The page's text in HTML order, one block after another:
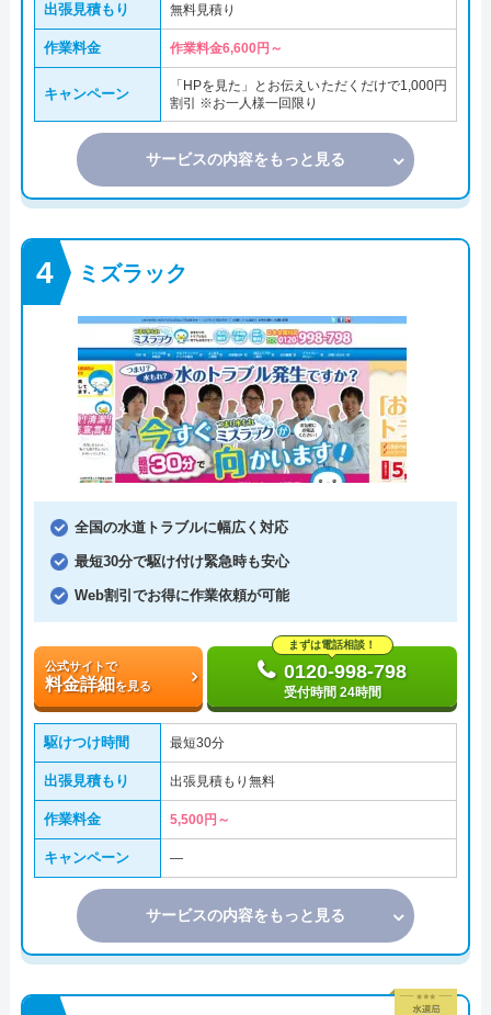
出張見積もり 無料見積り
作業料金 作業料金6,600円～
キャンペーン
「HPを見た」とお伝えいただくだけで1,000円
割引 ※お一人様一回限り
サービスの内容をもっと見る
ミズラック
全国の水道トラブルに幅広く対応
最短30分で駆け付け緊急時も安心
Web割引でお得に作業依頼が可能
公式サイトで
料金詳細を見る
まずは電話相談！
0120-998-798
受付時間 24時間
駆けつけ時間 最短30分
出張見積もり 出張見積もり無料
作業料金 5,500円～
キャンペーン ―
サービスの内容をもっと見る